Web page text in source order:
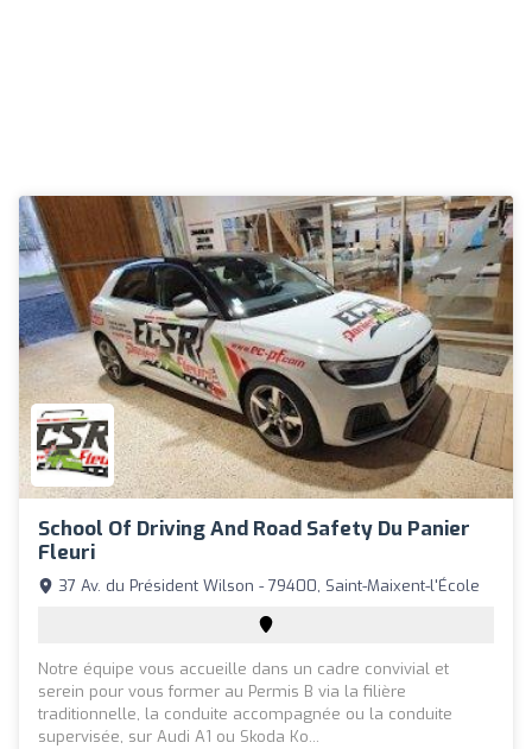
School Of Driving And Road Safety Du Panier
Fleuri
37 Av. du Président Wilson - 79400, Saint-Maixent-l'École
Notre équipe vous accueille dans un cadre convivial et
serein pour vous former au Permis B via la filière
traditionnelle, la conduite accompagnée ou la conduite
supervisée, sur Audi A1 ou Skoda Ko...